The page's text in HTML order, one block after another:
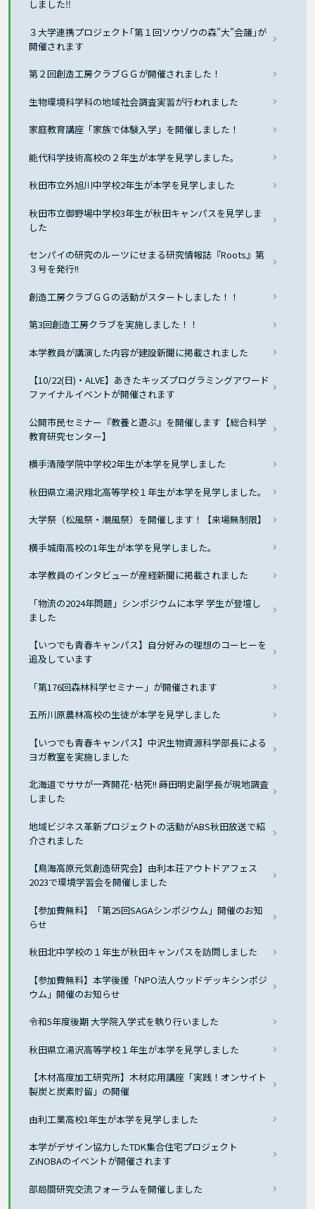
しました‼
３大学連携プロジェクト｢第１回ソウゾウの森"大"会議｣が
開催されます
第２回創造工房クラブＧＧが開催されました！
生物環境科学科の地域社会調査実習が行われました
家庭教育講座「家族で体験入学」を開催しました！
能代科学技術高校の２年生が本学を見学しました。
秋田市立外旭川中学校2年生が本学を見学しました
秋田市立御野場中学校3年生が秋田キャンパスを見学しま
した
センパイの研究のルーツにせまる研究情報誌『Roots』第
３号を発行!!
創造工房クラブＧＧの活動がスタートしました！！
第3回創造工房クラブを実施しました！！
本学教員が講演した内容が建設新聞に掲載されました
【10/22(日)・ALVE】あきたキッズプログラミングアワード
ファイナルイベントが開催されます
公開市民セミナー『教養と遊ぶ』を開催します【総合科学
教育研究センター】
横手清陵学院中学校2年生が本学を見学しました
秋田県立湯沢翔北高等学校１年生が本学を見学しました。
大学祭（松風祭・潮風祭）を開催します！【来場無制限】
横手城南高校の1年生が本学を見学しました。
本学教員のインタビューが産経新聞に掲載されました
「物流の2024年問題」シンポジウムに本学 学生が登壇し
ました
【いつでも青春キャンパス】自分好みの理想のコーヒーを
追及しています
「第176回森林科学セミナー」が開催されます
五所川原農林高校の生徒が本学を見学しました
【いつでも青春キャンパス】中沢生物資源科学部長による
ヨガ教室を実施しました
北海道でササが一斉開花･枯死!! 蒔田明史副学長が現地調査
しました
地域ビジネス革新プロジェクトの活動がABS秋田放送で紹
介されました
【鳥海高原元気創造研究会】由利本荘アウトドアフェス
2023で環境学習会を開催しました
【参加費無料】「第25回SAGAシンポジウム」開催のお知
らせ
秋田北中学校の１年生が秋田キャンパスを訪問しました
【参加費無料】本学後援「NPO法人ウッドデッキシンポジ
ウム」開催のお知らせ
令和5年度後期 大学院入学式を執り行いました
秋田県立湯沢高等学校１年生が本学を見学しました
【木材高度加工研究所】木材応用講座「実践！オンサイト
製炭と炭素貯留」の開催
由利工業高校1年生が本学を見学しました
本学がデザイン協力したTDK集合住宅プロジェクト
ZiNOBAのイベントが開催されます
部局間研究交流フォーラムを開催しました